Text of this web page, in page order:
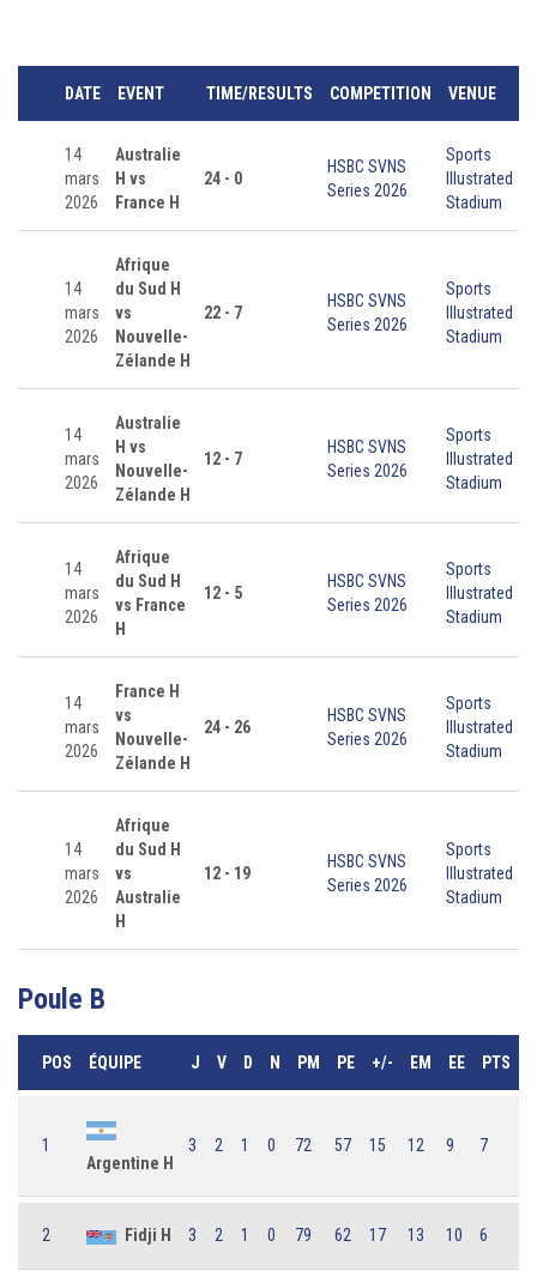
DATE EVENT TIME/RESULTS COMPETITION VENUE
14
mars
2026
Australie
H vs
France H
24 - 0
HSBC SVNS
Series 2026
Sports
Illustrated
Stadium
14
mars
2026
Afrique
du Sud H
vs
Nouvelle-
Zélande H
22 - 7
HSBC SVNS
Series 2026
Sports
Illustrated
Stadium
14
mars
2026
Australie
H vs
Nouvelle-
Zélande H
12 - 7
HSBC SVNS
Series 2026
Sports
Illustrated
Stadium
14
mars
2026
Afrique
du Sud H
vs France
H
12 - 5
HSBC SVNS
Series 2026
Sports
Illustrated
Stadium
14
mars
2026
France H
vs
Nouvelle-
Zélande H
24 - 26
HSBC SVNS
Series 2026
Sports
Illustrated
Stadium
14
mars
2026
Afrique
du Sud H
vs
Australie
H
12 - 19
HSBC SVNS
Series 2026
Sports
Illustrated
Stadium
Poule B
POS ÉQUIPE J V D N PM PE +/- EM EE PTS
1
Argentine H
3 2 1 0 72 57 15 12 9 7
2 Fidji H 3 2 1 0 79 62 17 13 10 6